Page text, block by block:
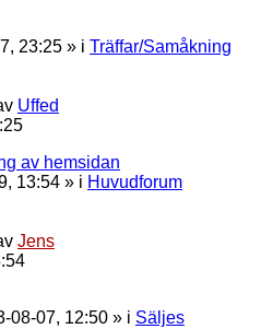
23:25 » i Träffar/Samåkning
Uffed
av hemsidan
13:54 » i Huvudforum
Jens
08-07, 12:50 » i Säljes